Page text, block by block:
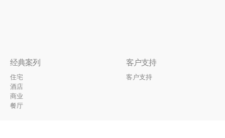
经典案列
住宅
酒店
商业
餐厅
客户支持
客户支持